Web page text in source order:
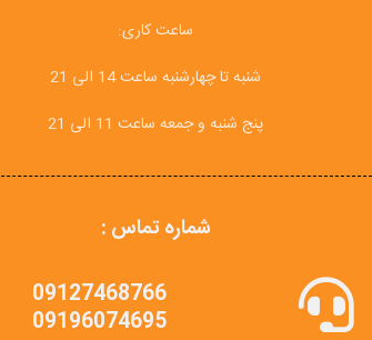
ساعت کاری:
شنبه تا چهارشنبه ساعت 14 الی 21
پنج شنبه و جمعه ساعت 11 الی 21
شماره تماس :
09127468766
09196074695